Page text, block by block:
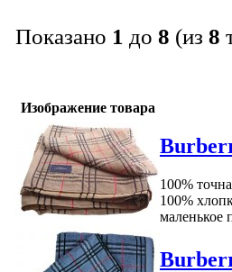
Показано 1 до 8 (из 8
Изображение товара
100%
100%
маленькое